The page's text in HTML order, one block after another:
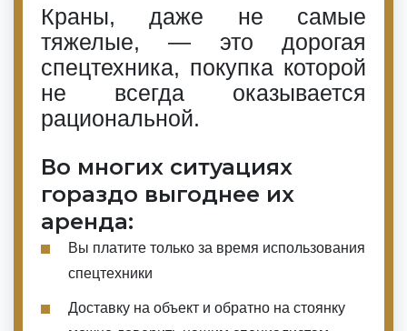
Краны, даже не самые
тяжелые, — это дорогая
спецтехника, покупка которой
не всегда оказывается
рациональной.
Во многих ситуациях
гораздо выгоднее их
аренда:
Вы платите только за время использования
спецтехники
Доставку на объект и обратно на стоянку